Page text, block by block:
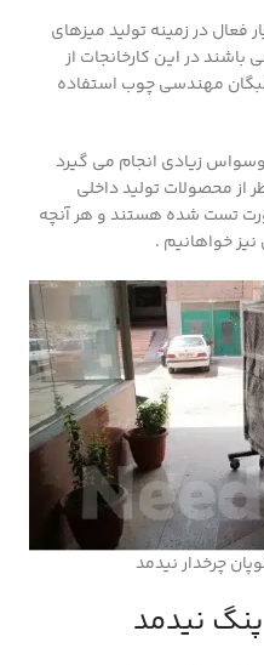
فعال در زمینه تولید میزهای
در این کارخانجات از
مهندسی چوب استفاده
زیادی انجام می گیرد
از محصولات تولید داخلی
تست شده هستند و هر آنچه
خواهانیم .
نیدمد